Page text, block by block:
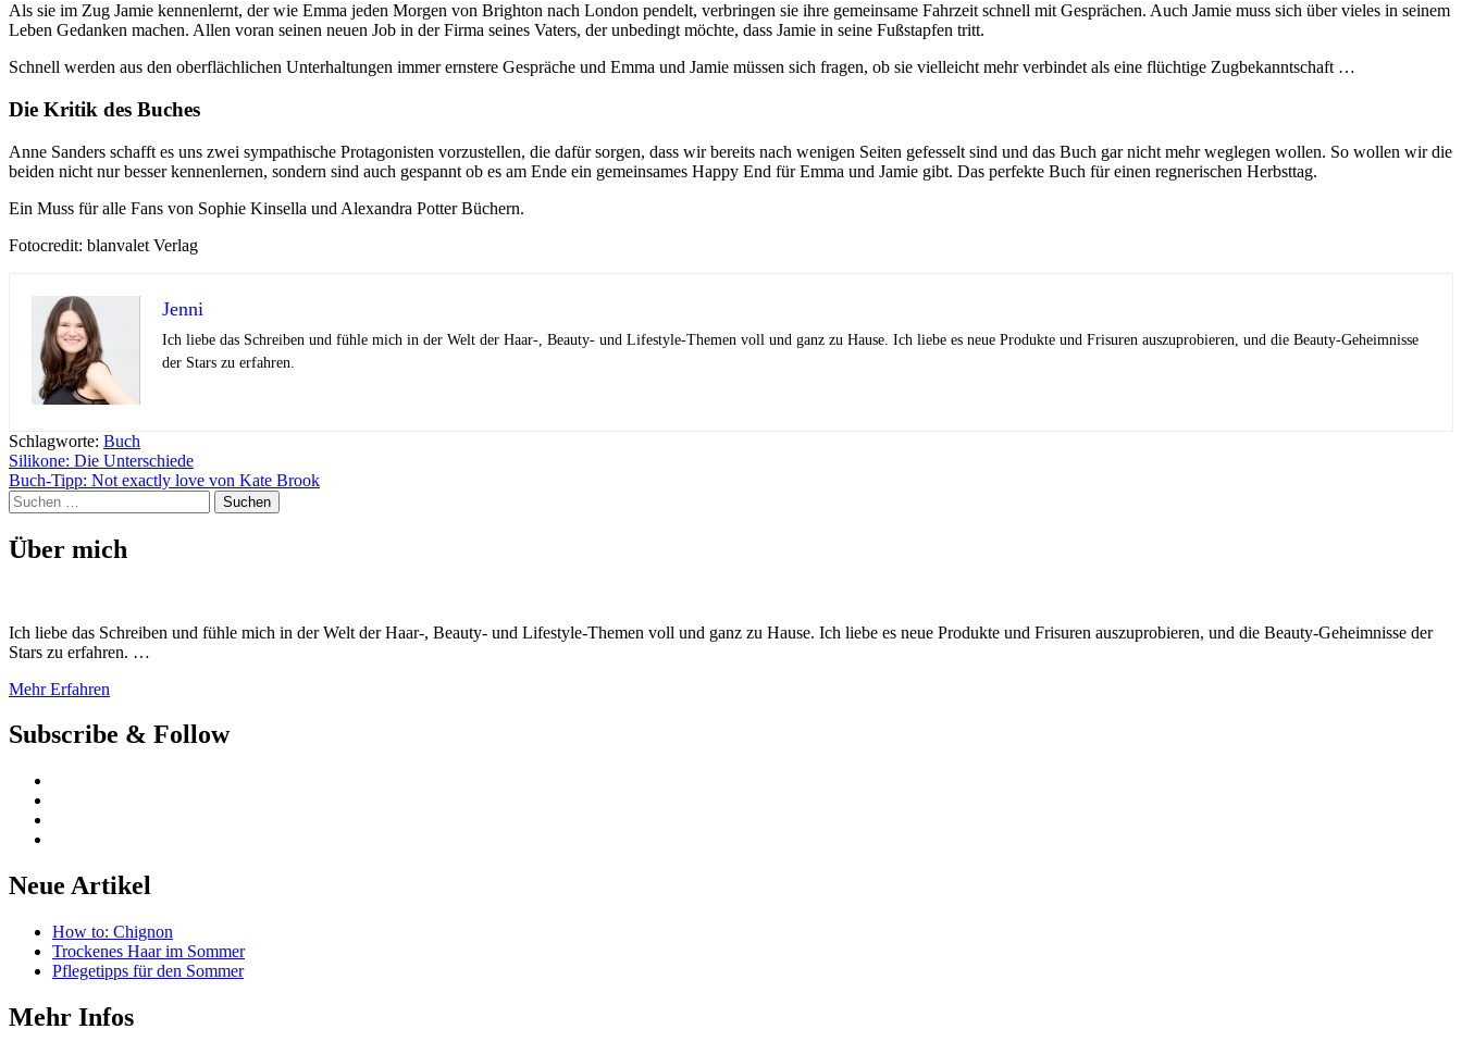
Als sie im Zug Jamie kennenlernt, der wie Emma jeden Morgen von Brighton nach London pendelt, verbringen sie ihre gemeinsame Fahrzeit schnell mit Gesprächen. Auch Jamie muss sich über vieles in seinem
Leben Gedanken machen. Allen voran seinen neuen Job in der Firma seines Vaters, der unbedingt möchte, dass Jamie in seine Fußstapfen tritt.
Schnell werden aus den oberflächlichen Unterhaltungen immer ernstere Gespräche und Emma und Jamie müssen sich fragen, ob sie vielleicht mehr verbindet als eine flüchtige Zugbekanntschaft …
Die Kritik des Buches
Anne Sanders schafft es uns zwei sympathische Protagonisten vorzustellen, die dafür sorgen, dass wir bereits nach wenigen Seiten gefesselt sind und das Buch gar nicht mehr weglegen wollen. So wollen wir die
beiden nicht nur besser kennenlernen, sondern sind auch gespannt ob es am Ende ein gemeinsames Happy End für Emma und Jamie gibt. Das perfekte Buch für einen regnerischen Herbsttag.
Ein Muss für alle Fans von Sophie Kinsella und Alexandra Potter Büchern.
Fotocredit: blanvalet Verlag
Jenni
Ich liebe das Schreiben und fühle mich in der Welt der Haar-, Beauty- und Lifestyle-Themen voll und ganz zu Hause. Ich liebe es neue Produkte und Frisuren auszuprobieren, und die Beauty-Geheimnisse
der Stars zu erfahren.
Schlagworte: Buch
Beitragsnavigation
Silikone: Die Unterschiede
Buch-Tipp: Not exactly love von Kate Brook
Suchen
nach:
Über mich
Ich liebe das Schreiben und fühle mich in der Welt der Haar-, Beauty- und Lifestyle-Themen voll und ganz zu Hause. Ich liebe es neue Produkte und Frisuren auszuprobieren, und die Beauty-Geheimnisse der
Stars zu erfahren. …
Mehr Erfahren
Subscribe & Follow
Neue Artikel
How to: Chignon
Trockenes Haar im Sommer
Pflegetipps für den Sommer
Mehr Infos